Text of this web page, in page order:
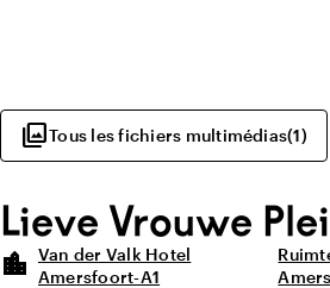
photo_libraryTous les fichiers multimédias(1)
Lieve Vrouwe
location_city Van der Valk Hotel
Amersfoort-A1